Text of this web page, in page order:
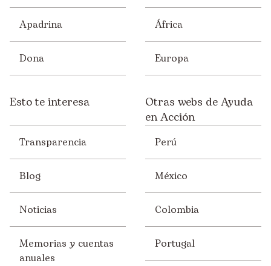
Apadrina
Dona
África
Europa
Esto te interesa
Transparencia
Blog
Noticias
Memorias y cuentas
anuales
Otras webs de Ayuda
en Acción
Perú
México
Colombia
Portugal